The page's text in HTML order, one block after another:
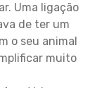
Uma ligação
de ter um
o seu animal
muito